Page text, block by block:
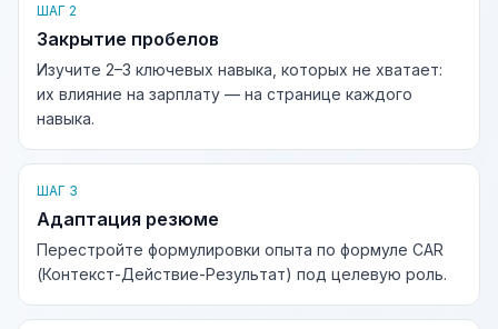
ШАГ 2
Закрытие пробелов
Изучите 2–3 ключевых навыка, которых не хватает:
их влияние на зарплату — на странице каждого
навыка.
ШАГ 3
Адаптация резюме
Перестройте формулировки опыта по формуле CAR
(Контекст-Действие-Результат) под целевую роль.